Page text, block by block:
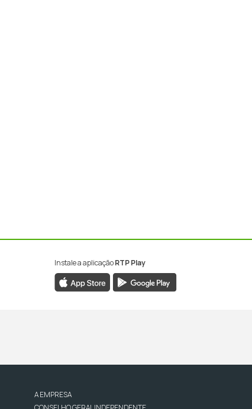
Instale a aplicaçãoRTP Play
A EMPRESA